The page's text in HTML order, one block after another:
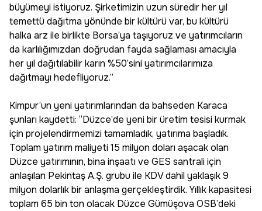
büyümeyi istiyoruz. Şirketimizin uzun süredir her yıl
temettü dağıtma yönünde bir kültürü var, bu kültürü
halka arz ile birlikte Borsa’ya taşıyoruz ve yatırımcıların
da karlılığımızdan doğrudan fayda sağlaması amacıyla
her yıl dağıtılabilir karın %50’sini yatırımcılarımıza
dağıtmayı hedefliyoruz.”
Kimpur’un yeni yatırımlarından da bahseden Karaca
şunları kaydetti: “Düzce’de yeni bir üretim tesisi kurmak
için projelendirmemizi tamamladık, yatırıma başladık.
Toplam yatırım maliyeti 15 milyon doları aşacak olan
Düzce yatırımının, bina inşaatı ve GES santrali için
anlaşılan Pekintaş A.Ş. grubu ile KDV dahil yaklaşık 9
milyon dolarlık bir anlaşma gerçekleştirdik. Yıllık kapasitesi
toplam 65 bin ton olacak Düzce Gümüşova OSB’deki